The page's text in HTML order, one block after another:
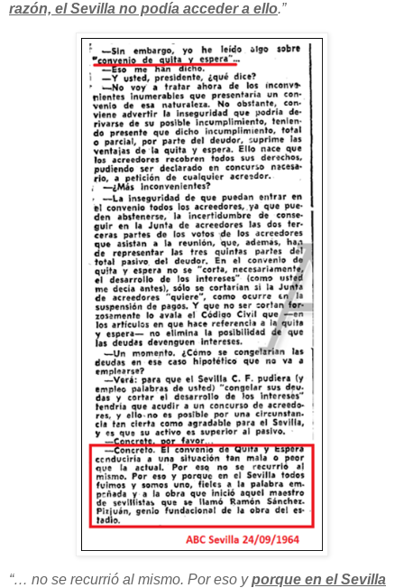
razón, el Sevilla no podía acceder a ello.”
“… no se recurrió al mismo. Por eso yporque en el Sevilla